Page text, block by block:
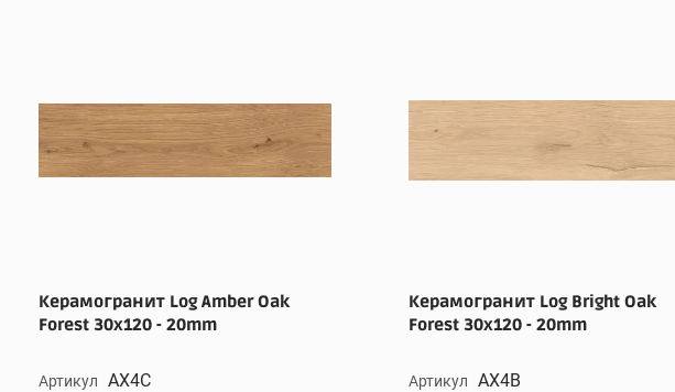
Керамогранит Log Amber Oak
Forest 30x120 - 20mm
Артикул AX4C
Керамогранит Log Bright Oak
Forest 30x120 - 20mm
Артикул AX4B